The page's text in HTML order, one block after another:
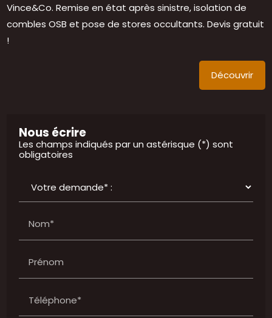
Vince&Co. Remise en état après sinistre, isolation de
combles OSB et pose de stores occultants. Devis gratuit
!
Découvrir
Nous écrire
Les champs indiqués par un astérisque (*) sont
obligatoires
Nom*
Prénom
Téléphone*